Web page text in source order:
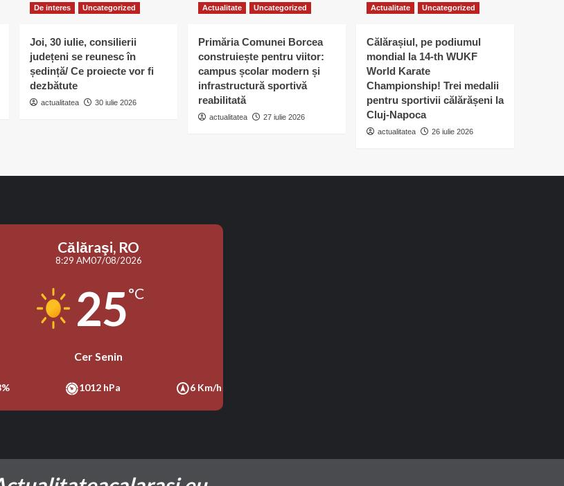
De interes Uncategorized
Joi, 30 iulie, consilierii
județeni se reunesc în
ședință/ Ce proiecte vor fi
dezbătute
actualitatea 30 iulie 2026
Actualitate Uncategorized
Primăria Comunei Borcea
construiește pentru viitor:
campus școlar modern și
infrastructură sportivă
reabilitată
actualitatea 27 iulie 2026
Actualitate Uncategorized
Călărașiul, pe podiumul
mondial la 14-th WUKF
World Karate
Championship! Trei medalii
pentru sportivii călărășeni la
Cluj-Napoca
actualitatea 26 iulie 2026
Călăraşi, RO
8:29 AM07/08/2026
25°C
Cer Senin
1012 hPa 6 Km/h